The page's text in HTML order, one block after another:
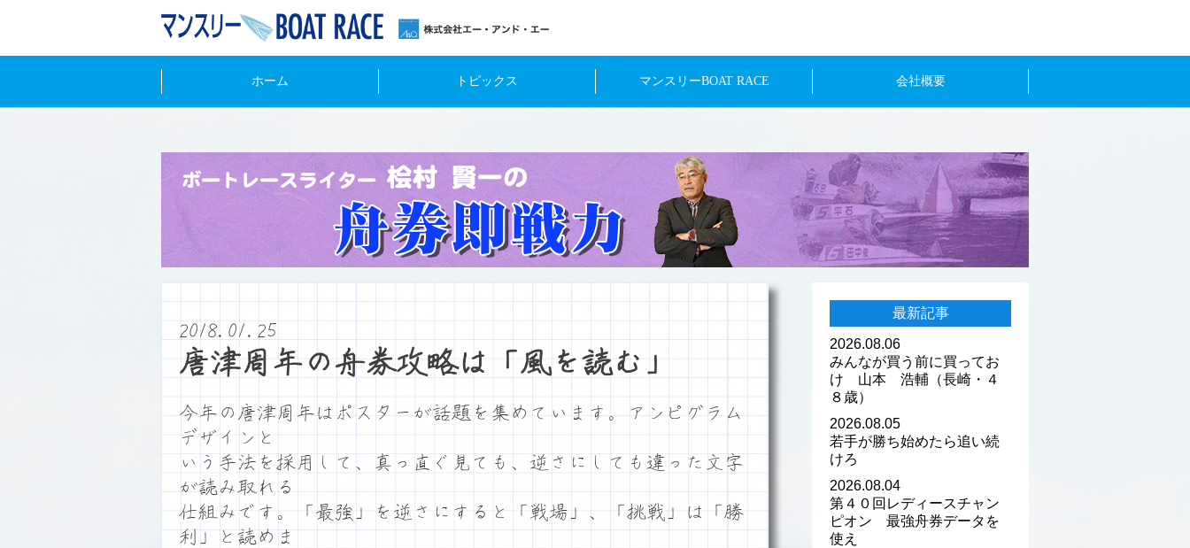
ホーム トピックス マンスリーBOAT RACE 会社概要
2018.01.25
唐津周年の舟券攻略は「風を読む」
今年の唐津周年はポスターが話題を集めています。アンピグラム
デザインと
いう手法を採用して、真っ直ぐ見ても、逆さにしても違った文字
が読み取れる
仕組みです。「最強」を逆さにすると「戦場」、「挑戦」は「勝
利」と読めま
最新記事
2026.08.06
みんなが買う前に買ってお
け 山本 浩輔（長崎・４
８歳）
2026.08.05
若手が勝ち始めたら追い続
けろ
2026.08.04
第４０回レディースチャン
ピオン 最強舟券データを
使え